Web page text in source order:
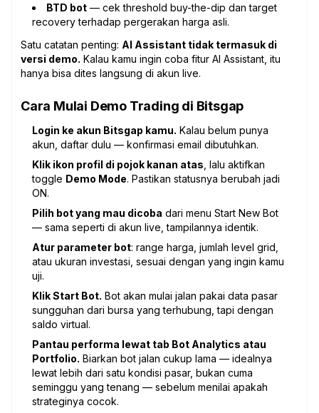
BTD bot — cek threshold buy-the-dip dan target
recovery terhadap pergerakan harga asli.
Satu catatan penting: AI Assistant tidak termasuk di
versi demo. Kalau kamu ingin coba fitur AI Assistant, itu
hanya bisa dites langsung di akun live.
Cara Mulai Demo Trading di Bitsgap
Login ke akun Bitsgap kamu. Kalau belum punya
akun, daftar dulu — konfirmasi email dibutuhkan.
Klik ikon profil di pojok kanan atas , lalu aktifkan
toggle Demo Mode. Pastikan statusnya berubah jadi
ON.
Pilih bot yang mau dicoba dari menu Start New Bot
— sama seperti di akun live, tampilannya identik.
Atur parameter bot: range harga, jumlah level grid,
atau ukuran investasi, sesuai dengan yang ingin kamu
uji.
Klik Start Bot. Bot akan mulai jalan pakai data pasar
sungguhan dari bursa yang terhubung, tapi dengan
saldo virtual.
Pantau performa lewat tab Bot Analytics atau
Portfolio. Biarkan bot jalan cukup lama — idealnya
lewat lebih dari satu kondisi pasar, bukan cuma
seminggu yang tenang — sebelum menilai apakah
strateginya cocok.